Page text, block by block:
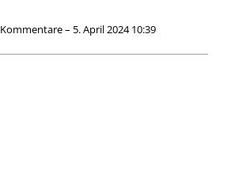
Kommentare – 5. April 2024 10:39